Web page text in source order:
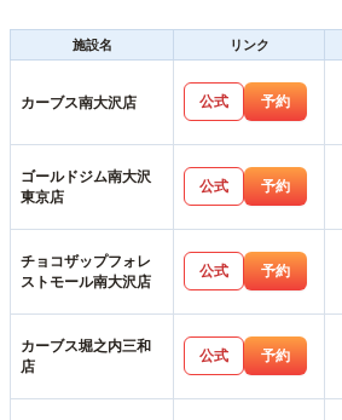
施設名
リンク
カーブス南大沢店 公式 予約
ゴールドジム南大沢
東京店
公式 予約
チョコザップフォレ
ストモール南大沢店
公式 予約
カーブス堀之内三和
店
公式 予約